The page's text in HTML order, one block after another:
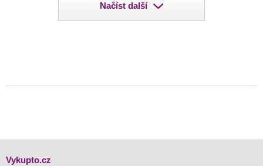
Načíst další
Vykupto.cz